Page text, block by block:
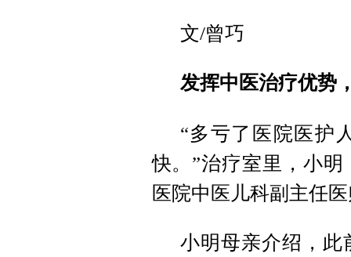
文/曾巧
发挥中医治疗优势
“多亏了医院医护
快。”治疗室里，小
医院中医儿科副主任
小明母亲介绍，此